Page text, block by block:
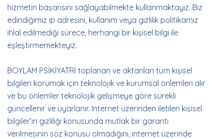
hizmetin başarısını sağlayabilmekte kullanmaktayız. Biz
edindiğimiz ip adresini, kullanım veya gizlilik politikamız
ihlal edilmediği sürece, herhangi bir kişisel bilgi ile
eşleştirmemekteyiz.
BOYLAM PSİKİYATRİ toplanan ve aktarılan tüm kişisel
bilgileri korumak için teknolojik ve kurumsal önlemleri alır
ve bu önlemler teknolojik gelişmeye göre sürekli
güncellenir ve uyarlanır. Internet üzerinden iletilen kişisel
bilgiler’in gizliliği konusunda mutlak bir garanti
verilmesinin söz konusu olmadığını, internet üzerinde